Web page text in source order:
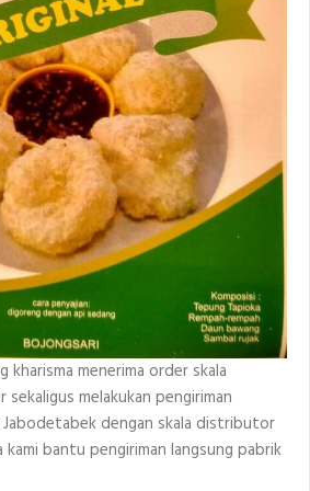
menerima order skala
melakukan pengiriman
dengan skala distributor
kami bantu pengiriman langsung pabrik